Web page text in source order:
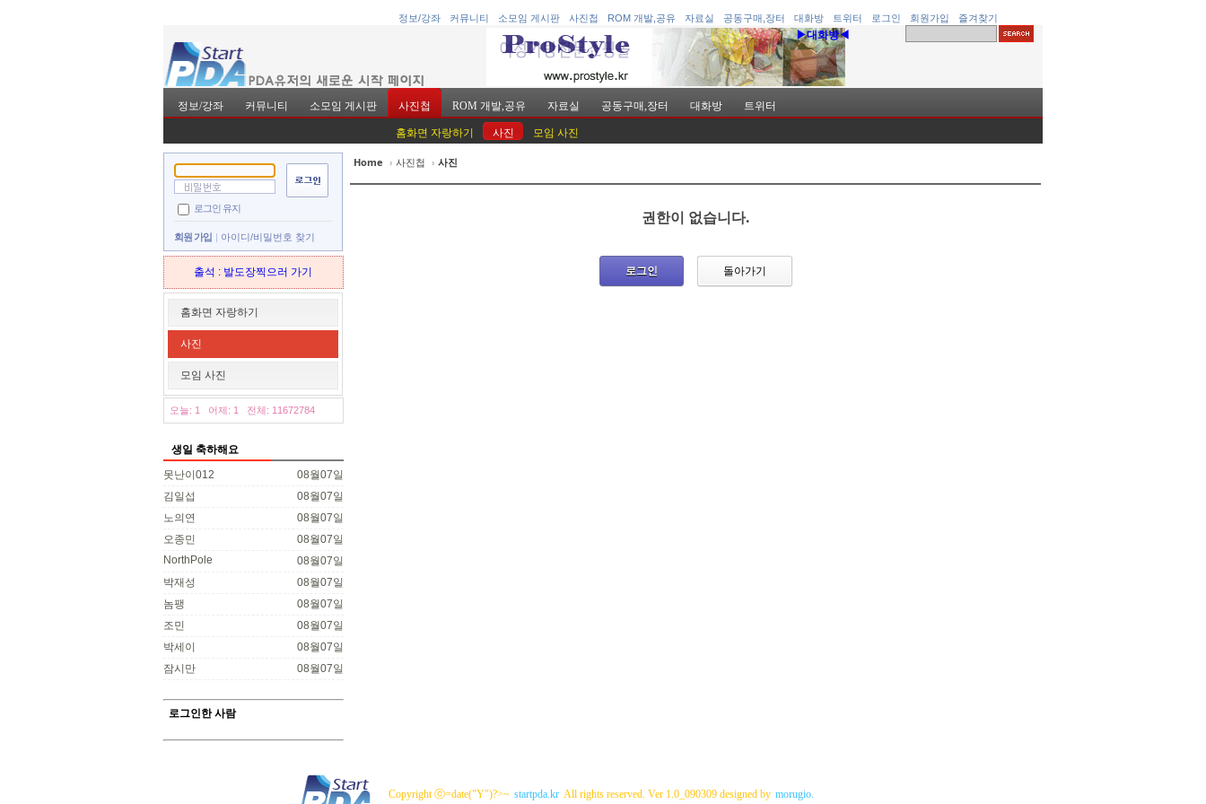
정보/강좌 커뮤니티 소모임 게시판 사진첩 ROM 개발,공유 자료실 공동구매,장터 대화방 트위터 로그인 회원가입 즐겨찾기
▶대화방◀
정보/강좌 커뮤니티 소모임 게시판 사진첩 ROM 개발,공유 자료실 공동구매,장터 대화방 트위터
홈화면 자랑하기 사진 모임 사진
로그인 유지
회원 가입 아이디/비밀번호 찾기
출석 : 발도장찍으러 가기
홈화면 자랑하기
사진
모임 사진
오늘: 1 어제: 1 전체: 11672784
생일 축하해요
08월07일
못난이012
08월07일
김일섭
08월07일
노의연
08월07일
오종민
08월07일
NorthPole
08월07일
박재성
08월07일
놈팽
08월07일
조민
08월07일
박세이
08월07일
잠시만
로그인한 사람
Home › 사진첩 › 사진
권한이 없습니다.
로그인 돌아가기
Sketchbook5, 스케치북5
Sketchbook5, 스케치북5
Sketchbook5, 스케치북5
Sketchbook5, 스케치북5
Copyright ⓒ=date("Y")?>~ startpda.kr All rights reserved. Ver 1.0_090309 designed by morugio.